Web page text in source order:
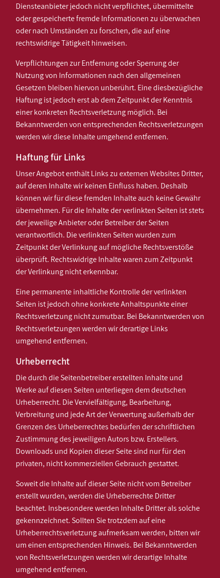
Diensteanbieter jedoch nicht verpflichtet, übermittelte
oder gespeicherte fremde Informationen zu überwachen
oder nach Umständen zu forschen, die auf eine
rechtswidrige Tätigkeit hinweisen.
Verpflichtungen zur Entfernung oder Sperrung der
Nutzung von Informationen nach den allgemeinen
Gesetzen bleiben hiervon unberührt. Eine diesbezügliche
Haftung ist jedoch erst ab dem Zeitpunkt der Kenntnis
einer konkreten Rechtsverletzung möglich. Bei
Bekanntwerden von entsprechenden Rechtsverletzungen
werden wir diese Inhalte umgehend entfernen.
Haftung für Links
Unser Angebot enthält Links zu externen Websites Dritter,
auf deren Inhalte wir keinen Einfluss haben. Deshalb
können wir für diese fremden Inhalte auch keine Gewähr
übernehmen. Für die Inhalte der verlinkten Seiten ist stets
der jeweilige Anbieter oder Betreiber der Seiten
verantwortlich. Die verlinkten Seiten wurden zum
Zeitpunkt der Verlinkung auf mögliche Rechtsverstöße
überprüft. Rechtswidrige Inhalte waren zum Zeitpunkt
der Verlinkung nicht erkennbar.
Eine permanente inhaltliche Kontrolle der verlinkten
Seiten ist jedoch ohne konkrete Anhaltspunkte einer
Rechtsverletzung nicht zumutbar. Bei Bekanntwerden von
Rechtsverletzungen werden wir derartige Links
umgehend entfernen.
Urheberrecht
Die durch die Seitenbetreiber erstellten Inhalte und
Werke auf diesen Seiten unterliegen dem deutschen
Urheberrecht. Die Vervielfältigung, Bearbeitung,
Verbreitung und jede Art der Verwertung außerhalb der
Grenzen des Urheberrechtes bedürfen der schriftlichen
Zustimmung des jeweiligen Autors bzw. Erstellers.
Downloads und Kopien dieser Seite sind nur für den
privaten, nicht kommerziellen Gebrauch gestattet.
Soweit die Inhalte auf dieser Seite nicht vom Betreiber
erstellt wurden, werden die Urheberrechte Dritter
beachtet. Insbesondere werden Inhalte Dritter als solche
gekennzeichnet. Sollten Sie trotzdem auf eine
Urheberrechtsverletzung aufmerksam werden, bitten wir
um einen entsprechenden Hinweis. Bei Bekanntwerden
von Rechtsverletzungen werden wir derartige Inhalte
umgehend entfernen.